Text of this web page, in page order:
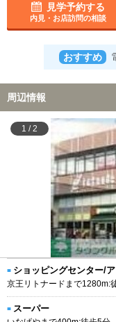
見学予約する
内見・お店訪問の相談
おすすめ
周辺情報
1 /2
ショッピングセンター/
京王リトナードまで1280m:
スーパー